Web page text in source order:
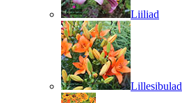
Liiliad
Lillesibulad